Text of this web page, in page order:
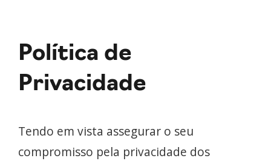
Política de
Privacidade
Tendo em vista assegurar o seu
compromisso pela privacidade dos